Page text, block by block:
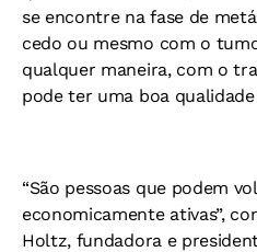
se encontre na fase de
cedo ou mesmo com o
qualquer maneira, com o
pode ter uma boa qualidade
“São pessoas que podem
economicamente ativas”,
Holtz, fundadora e